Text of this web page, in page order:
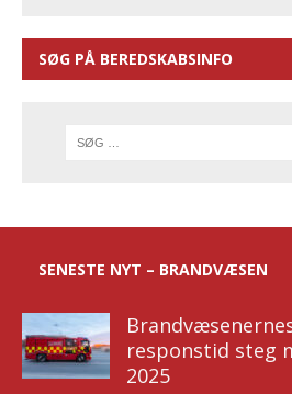
SØG PÅ BEREDSKABSINFO
SENESTE NYT – BRANDVÆSEN
responstid steg
2025